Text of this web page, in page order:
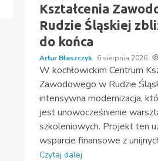
Kształcenia
Rudzie Śląskiej
do końca
Artur Błaszczyk 6 sierpnia 2026
W kochłowickim Centrum
Zawodowego w Rudzie
intensywna modernizacja,
jest unowocześnienie
szkoleniowych. Projekt ten
wsparcie finansowe z
Czytaj dalej